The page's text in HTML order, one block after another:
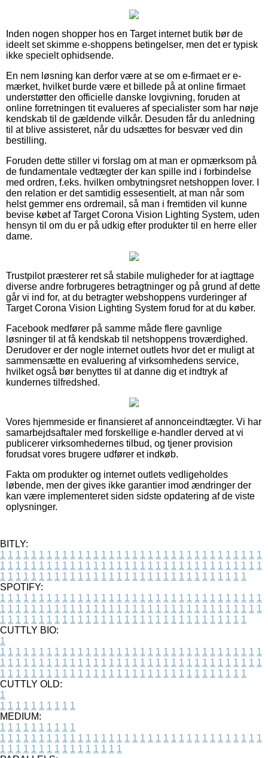
Inden nogen shopper hos en Target internet butik bør de
ideelt set skimme e-shoppens betingelser, men det er typisk
ikke specielt ophidsende.
En nem løsning kan derfor være at se om e-firmaet er e-
mærket, hvilket burde være et billede på at online firmaet
understøtter den officielle danske lovgivning, foruden at
online forretningen tit evalueres af specialister som har nøje
kendskab til de gældende vilkår. Desuden får du anledning
til at blive assisteret, når du udsættes for besvær ved din
bestilling.
Foruden dette stiller vi forslag om at man er opmærksom på
de fundamentale vedtægter der kan spille ind i forbindelse
med ordren, f.eks. hvilken ombytningsret netshoppen lover. I
den relation er det samtidig essesentielt, at man når som
helst gemmer ens ordremail, så man i fremtiden vil kunne
bevise købet af Target Corona Vision Lighting System, uden
hensyn til om du er på udkig efter produkter til en herre eller
dame.
Trustpilot præsterer ret så stabile muligheder for at iagttage
diverse andre forbrugeres betragtninger og på grund af dette
går vi ind for, at du betragter webshoppens vurderinger af
Target Corona Vision Lighting System forud for at du køber.
Facebook medfører på samme måde flere gavnlige
løsninger til at få kendskab til netshoppens troværdighed.
Derudover er der nogle internet outlets hvor det er muligt at
sammensætte en evaluering af virksomhedens service,
hvilket også bør benyttes til at danne dig et indtryk af
kundernes tilfredshed.
Vores hjemmeside er finansieret af annonceindtægter. Vi har
samarbejdsaftaler med forskellige e-handler derved at vi
publicerer virksomhedernes tilbud, og tjener provision
forudsat vores brugere udfører et indkøb.
Fakta om produkter og internet outlets vedligeholdes
løbende, men der gives ikke garantier imod ændringer der
kan være implementeret siden sidste opdatering af de viste
oplysninger.
BITLY:
1 1 1 1 1 1 1 1 1 1 1 1 1 1 1 1 1 1 1 1 1 1 1 1 1 1 1 1 1 1 1 1 1 1
1 1 1 1 1 1 1 1 1 1 1 1 1 1 1 1 1 1 1 1 1 1 1 1 1 1 1 1 1 1 1 1 1 1
1 1 1 1 1 1 1 1 1 1 1 1 1 1 1 1 1 1 1 1 1 1 1 1 1 1 1 1 1 1 1 1
SPOTIFY:
1 1 1 1 1 1 1 1 1 1 1 1 1 1 1 1 1 1 1 1 1 1 1 1 1 1 1 1 1 1 1 1 1 1
1 1 1 1 1 1 1 1 1 1 1 1 1 1 1 1 1 1 1 1 1 1 1 1 1 1 1 1 1 1 1 1 1 1
1 1 1 1 1 1 1 1 1 1 1 1 1 1 1 1 1 1 1 1 1 1 1 1 1 1 1 1 1 1 1 1
CUTTLY BIO:
1
1 1 1 1 1 1 1 1 1 1 1 1 1 1 1 1 1 1 1 1 1 1 1 1 1 1 1 1 1 1 1 1 1 1
1 1 1 1 1 1 1 1 1 1 1 1 1 1 1 1 1 1 1 1 1 1 1 1 1 1 1 1 1 1 1 1 1 1
1 1 1 1 1 1 1 1 1 1 1 1 1 1 1 1 1 1 1 1 1 1 1 1 1 1 1 1 1 1 1 1
CUTTLY OLD:
1
1 1 1 1 1 1 1 1 1 1
MEDIUM:
1 1 1 1 1 1 1 1 1 1
1 1 1 1 1 1 1 1 1 1 1 1 1 1 1 1 1 1 1 1 1 1 1 1 1 1 1 1 1 1 1 1 1 1
1 1 1 1 1 1 1 1 1 1 1 1 1 1 1 1